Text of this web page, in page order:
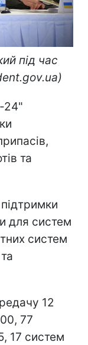
під час
24"
та
для систем
систем
12
77
17 систем